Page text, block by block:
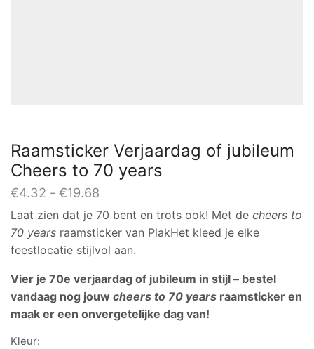
Raamsticker Verjaardag of jubileum
Cheers to 70 years
€4.32 - €19.68
tot
€19.68
Laat zien dat je 70 bent en trots ook! Met de cheers to
70 years raamsticker van PlakHet kleed je elke
feestlocatie stijlvol aan.
Vier je 70e verjaardag of jubileum in stijl – bestel
vandaag nog jouw cheers to 70 years raamsticker en
maak er een onvergetelijke dag van!
Kleur: